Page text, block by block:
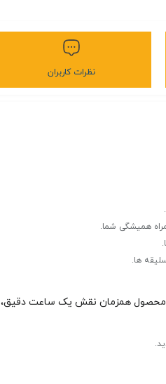
نظرات کاربران
همیشگی شما.
ها.
محصول همزمان نقش یک ساعت دقیق،